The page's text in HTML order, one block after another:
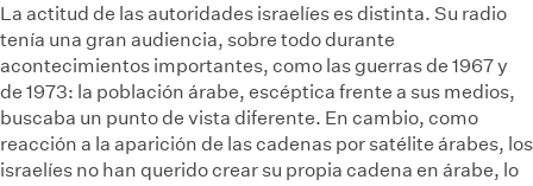
La actitud de las autoridades israelíes es distinta. Su radio
tenía una gran audiencia, sobre todo durante
acontecimientos importantes, como las guerras de 1967 y
de 1973: la población árabe, escéptica frente a sus medios,
buscaba un punto de vista diferente. En cambio, como
reacción a la aparición de las cadenas por satélite árabes, los
israelíes no han querido crear su propia cadena en árabe, lo